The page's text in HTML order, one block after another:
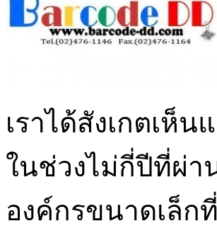
เราได้สังเกตเห็
ในช่วงไม่กี่ปีที่ผ่
องค์กรขนาดเล็ก